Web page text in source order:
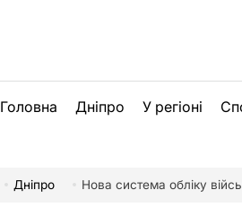
Головна Дніпро У регіоні
Дніпро Нова система обліку